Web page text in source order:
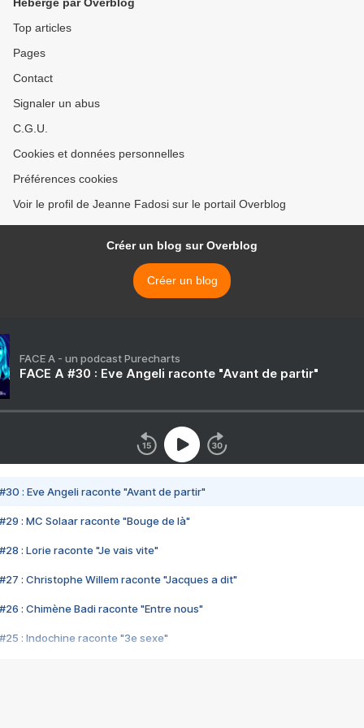
Top articles
Pages
Contact
Signaler un abus
C.G.U.
Cookies et données personnelles
Préférences cookies
Voir le profil de Jeanne Fadosi sur le portail Overblog
Créer un blog sur Overblog
Créer un blog
FACE A - un podcast Purecharts
FACE A #30 : Eve Angeli raconte "Avant de partir"
#30 : Eve Angeli raconte "Avant de partir"
#29 : MC Solaar raconte "Bouge de là"
#28 : Lorie raconte "Je vais vite"
#27 : Christophe Willem raconte "Jacques a dit"
#26 : Chimène Badi raconte "Entre nous"
#25 : Indochine raconte "3e sexe"